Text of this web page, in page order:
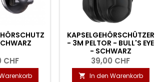
CHF
KAPSELGEHÖRSCHÜTZER
- 3M PELTOR - BULL'S EYE
- SCHWARZ
39,00 CHF
 In den Warenkorb